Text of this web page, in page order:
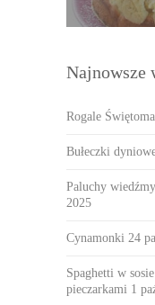
Najnowsze
Rogale
Bułeczki
Paluchy
2025
Cynamonki 24
Spaghetti w
pieczarkami 1